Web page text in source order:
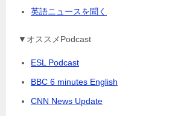
英語ニュースを聞く
▼オススメPodcast
ESL Podcast
BBC 6 minutes English
CNN News Update